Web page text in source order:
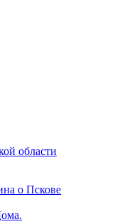
области
о Пскове